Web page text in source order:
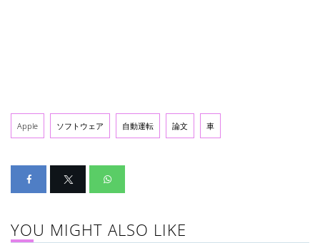
Apple ソフトウェア 自動運転 論文 車
YOU MIGHT ALSO LIKE